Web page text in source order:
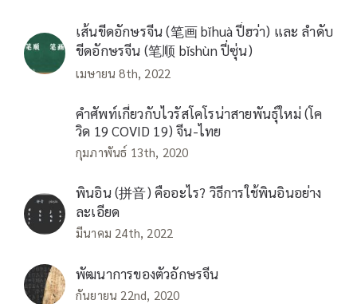
เส้นขีดอักษรจีน (笔画 bǐhuà ปี่ฮว่า) และ ลำดับ
ขีดอักษรจีน (笔顺 bǐshùn ปี่ซุ่น)
เมษายน 8th, 2022
คำศัพท์เกี่ยวกับไวรัสโคโรน่าสายพันธุ์ใหม่ (โค
วิด 19 COVID 19) จีน-ไทย
กุมภาพันธ์ 13th, 2020
พินอิน (拼音) คืออะไร? วิธีการใช้พินอินอย่าง
ละเอียด
มีนาคม 24th, 2022
พัฒนาการของตัวอักษรจีน
กันยายน 22nd, 2020